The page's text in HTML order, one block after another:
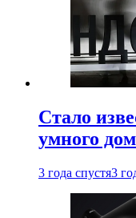
Стало
умного
3 года спустя3